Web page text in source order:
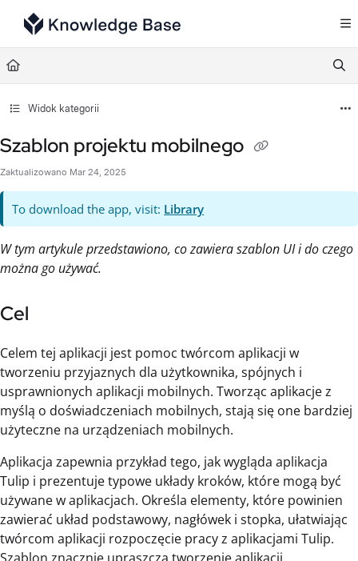
Documentation Index
Fetch the complete documentation index at:
Use this file to discover all available pages before exploring further.
Widok kategorii
Szablon projektu mobilnego
Zaktualizowano Mar 24, 2025
To download the app, visit: Library
W tym artykule przedstawiono, co zawiera szablon UI i do czego
można go używać.
Cel
Celem tej aplikacji jest pomoc twórcom aplikacji w
tworzeniu przyjaznych dla użytkownika, spójnych i
usprawnionych aplikacji mobilnych. Tworząc aplikacje z
myślą o doświadczeniach mobilnych, stają się one bardziej
użyteczne na urządzeniach mobilnych.
Aplikacja zapewnia przykład tego, jak wygląda aplikacja
Tulip i prezentuje typowe układy kroków, które mogą być
używane w aplikacjach. Określa elementy, które powinien
zawierać układ podstawowy, nagłówek i stopka, ułatwiając
twórcom aplikacji rozpoczęcie pracy z aplikacjami Tulip.